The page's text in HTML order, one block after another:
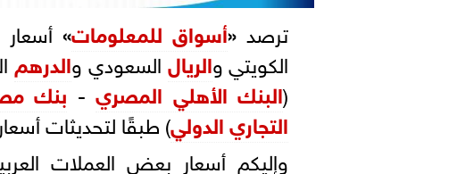
ترصد «أسواق للمعلومات» أسعار
الكويتي والريالالسعودي والدرهم
(البنك الأهلي المصري- بنك
التجاري الدولي) طبقًا لتحديثات
وإليكم أسعار بعض العملات